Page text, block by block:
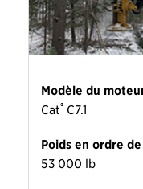
Modèle du
Cat® C7.1
Poids en ordre
53 000 lb